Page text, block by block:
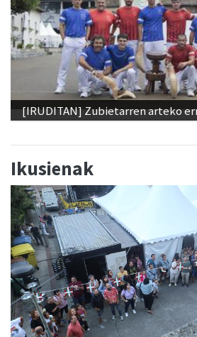
[IRUDITAN] Zubietarren arteko
Ikusienak